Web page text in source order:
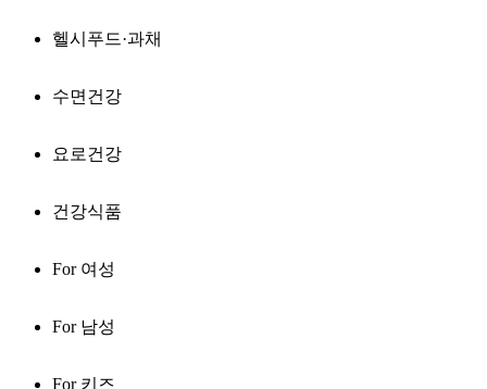
헬시푸드·과채
수면건강
요로건강
건강식품
For 여성
For 남성
For 키즈